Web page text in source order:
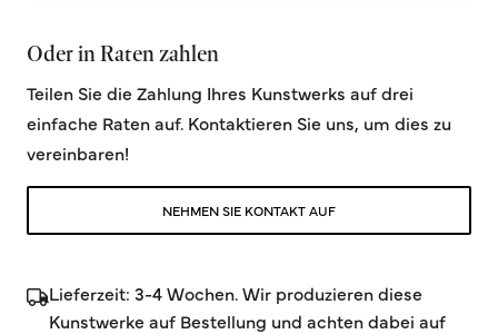
Oder in Raten zahlen
Teilen Sie die Zahlung Ihres Kunstwerks auf drei
einfache Raten auf. Kontaktieren Sie uns, um dies zu
vereinbaren!
NEHMEN SIE KONTAKT AUF
Lieferzeit: 3-4 Wochen. Wir produzieren diese
Kunstwerke auf Bestellung und achten dabei auf